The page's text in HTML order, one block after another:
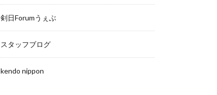
剣日Forumうぇぶ
スタッフブログ
kendo nippon